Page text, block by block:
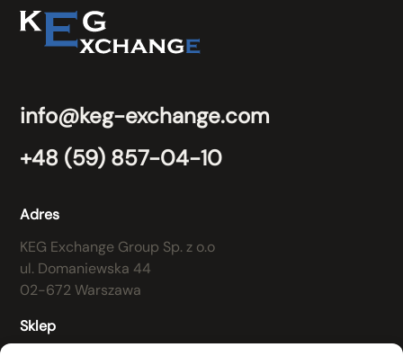
info@keg-exchange.com
+48 (59) 857-04-10
Adres
KEG Exchange Group Sp. z o.o
ul. Domaniewska 44
02-672 Warszawa
Sklep